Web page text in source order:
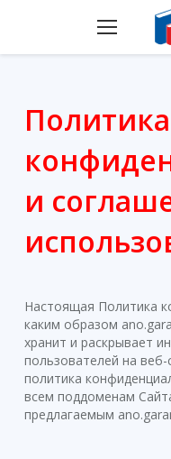
Политика
и
Настоящая Политика
каким образом
хранит и раскрывает
пользователей на
политика
всем поддоменам
предлагаемым